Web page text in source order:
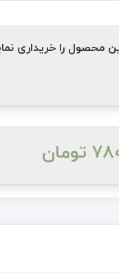
را خریداری نمایید؟ (